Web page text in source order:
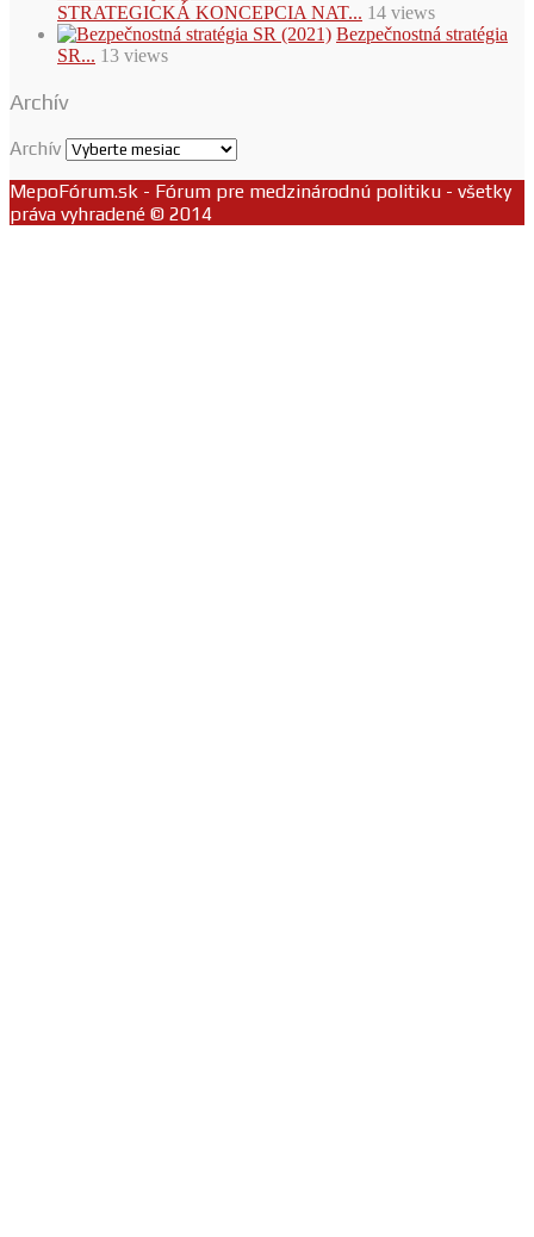
STRATEGICKÁ KONCEPCIA NAT... 14 views
Bezpečnostná stratégia
SR... 13 views
Archív
Archív
MepoFórum.sk - Fórum pre medzinárodnú politiku - všetky
práva vyhradené © 2014